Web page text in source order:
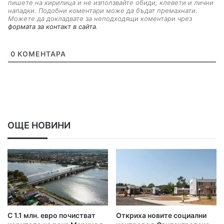
пишете на кирилица и не използвайте обиди, клевети и лични
нападки. Подобни коментари може да бъдат премахнати.
Можете да докладвате за неподходящи коментари чрез
формата за контакт в сайта.
0 КОМЕНТАРА
ОЩЕ НОВИНИ
С 1.1 млн. евро почистват
Откриха новите социални